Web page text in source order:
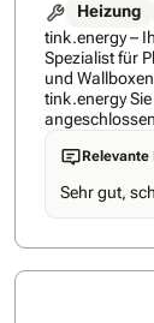
Heizung
tink.energy –
Spezialist für
und
tink.energy
dem
verbinden –
senkt und auf
geht’s mit
Begleitung –
Speicher und
Sehr gut,